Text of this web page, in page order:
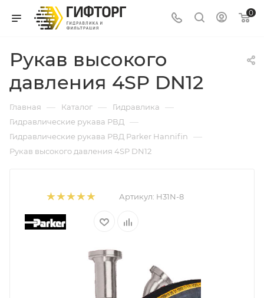
0
Рукав высокого
давления 4SP DN12
Главная — Каталог — Гидравлика —
Гидравлические рукава РВД —
Гидравлические рукава РВД Parker Hannifin —
Рукав высокого давления 4SP DN12
Артикул: H31N-8